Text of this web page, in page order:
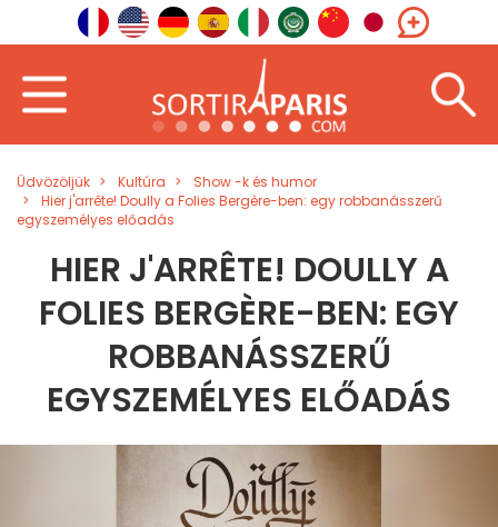
Üdvözöljük Kultúra
Show -k és humor
Hier j'arrête! Doully a Folies Bergère-ben: egy robbanásszerű
egyszemélyes előadás
HIER J'ARRÊTE! DOULLY A
FOLIES BERGÈRE-BEN: EGY
ROBBANÁSSZERŰ
EGYSZEMÉLYES ELŐADÁS